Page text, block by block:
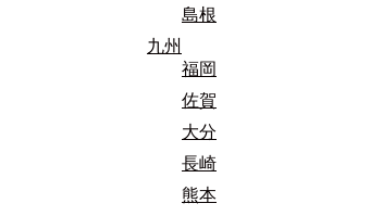
島根
九州
福岡
佐賀
大分
長崎
熊本